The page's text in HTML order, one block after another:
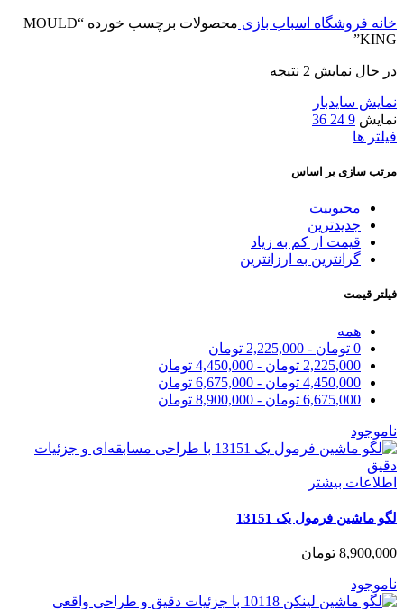
خانه فروشگاه اسباب بازی
محصولات برچسب خورده “MOULD
KING”
در حال نمایش 2 نتیجه
نمایش سایدبار
نمایش 9
24
36
فیلتر ها
مرتب سازی بر اساس
محبوبیت
جدیدترین
قیمت از کم به زیاد
گرانترین به ارزانترین
فیلتر قیمت
همه
0 تومان -
2,225,000 تومان
2,225,000 تومان -
4,450,000 تومان
4,450,000 تومان -
6,675,000 تومان
6,675,000 تومان -
8,900,000 تومان
ناموجود
اطلاعات بیشتر
لگو ماشین فرمول یک 13151
8,900,000 تومان
ناموجود